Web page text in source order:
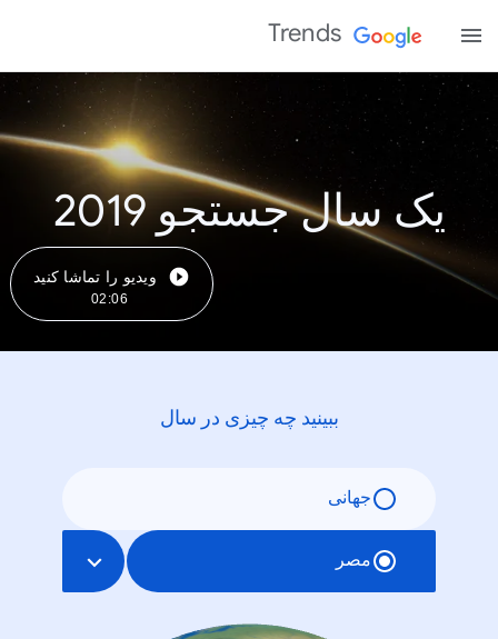
Trends
یک سال جستجو 2019
ویدیو را تماشا کنید
02:06
ببینید چه چیزی در سال
جهانی
مصر